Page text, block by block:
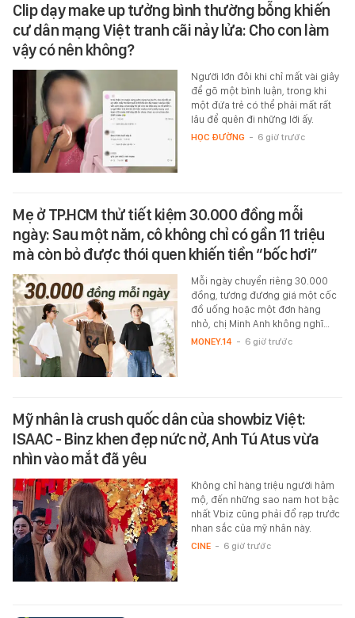
Clip dạy make up tưởng bình thường bỗng khiến
cư dân mạng Việt tranh cãi nảy lửa: Cho con làm
vậy có nên không?
Người lớn đôi khi chỉ mất vài giây
để gõ một bình luận, trong khi
một đứa trẻ có thể phải mất rất
lâu để quên đi những lời ấy.
HỌC ĐƯỜNG - 6 giờ trước
Mẹ ở TP.HCM thử tiết kiệm 30.000 đồng mỗi
ngày: Sau một năm, cô không chỉ có gần 11 triệu
mà còn bỏ được thói quen khiến tiền “bốc hơi”
Mỗi ngày chuyển riêng 30.000
đồng, tương đương giá một cốc
đồ uống hoặc một đơn hàng
nhỏ, chị Minh Anh không nghĩ…
MONEY.14 - 6 giờ trước
Mỹ nhân là crush quốc dân của showbiz Việt:
ISAAC - Binz khen đẹp nức nở, Anh Tú Atus vừa
nhìn vào mắt đã yêu
Không chỉ hàng triệu người hâm
mộ, đến những sao nam hot bậc
nhất Vbiz cũng phải đổ rạp trước
nhan sắc của mỹ nhân này.
CINE - 6 giờ trước